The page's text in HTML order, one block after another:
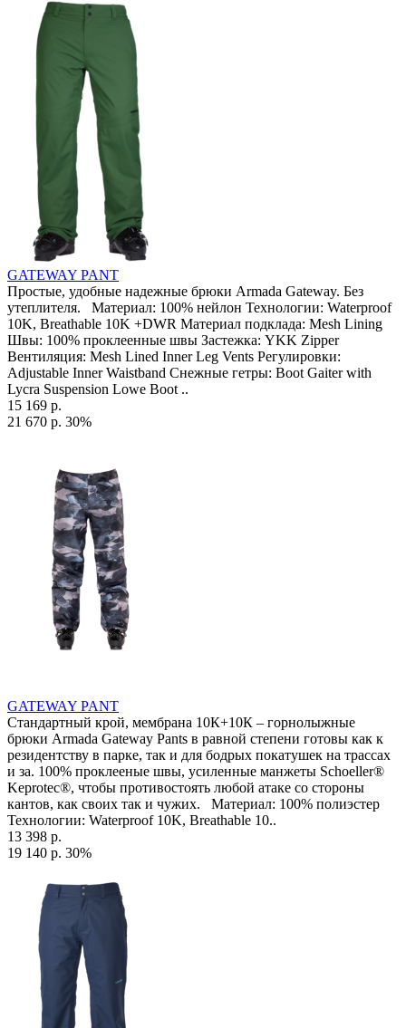
GATEWAY PANT
Простые, удобные надежные брюки Armada Gateway. Без
утеплителя. Материал: 100% нейлон Технологии: Waterproof
10K, Breathable 10K +DWR Материал подклада: Mesh Lining
Швы: 100% проклеенные швы Застежка: YKK Zipper
Вентиляция: Mesh Lined Inner Leg Vents Регулировки:
Adjustable Inner Waistband Снежные гетры: Boot Gaiter with
Lycra Suspension Lowe Boot ..
15 169 р.
21 670 р. 30%
GATEWAY PANT
Стандартный крой, мембрана 10К+10К – горнолыжные
брюки Armada Gateway Pants в равной степени готовы как к
резидентству в парке, так и для бодрых покатушек на трассах
и за. 100% проклееные швы, усиленные манжеты Schoeller®
Keprotec®, чтобы противостоять любой атаке со стороны
кантов, как своих так и чужих. Материал: 100% полиэстер
Технологии: Waterproof 10K, Breathable 10..
13 398 р.
19 140 р. 30%